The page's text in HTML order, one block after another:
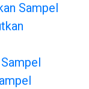
Sampel